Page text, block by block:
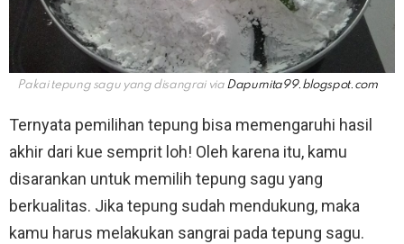
Pakai tepung sagu yang disangrai via Dapurnita99.blogspot.com
Ternyata pemilihan tepung bisa memengaruhi hasil
akhir dari kue semprit loh! Oleh karena itu, kamu
disarankan untuk memilih tepung sagu yang
berkualitas. Jika tepung sudah mendukung, maka
kamu harus melakukan sangrai pada tepung sagu.